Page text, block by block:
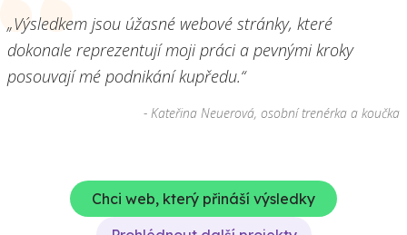
„Výsledkem jsou úžasné webové stránky, které
dokonale reprezentují moji práci a pevnými kroky
posouvají mé podnikání kupředu.“
- Kateřina Neuerová, osobní trenérka a koučka
Chci web, který přináší výsledky